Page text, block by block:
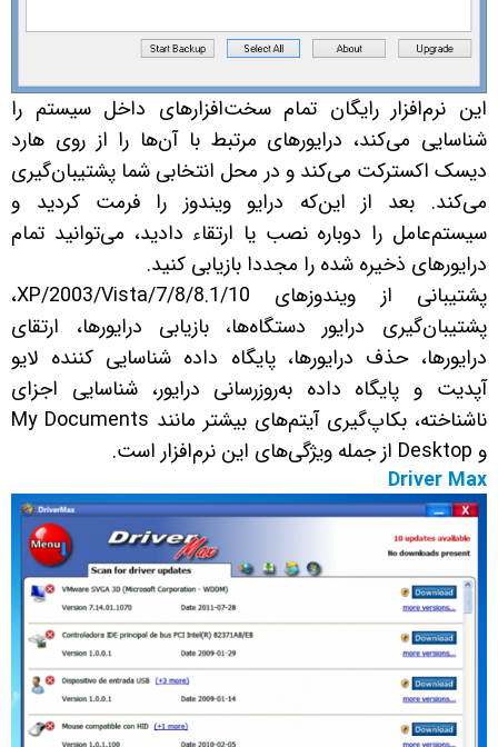
این نرم‌افزار رایگان تمام سخت‌افزارهای داخل سیستم را
شناسایی می‌کند، درایورهای مرتبط با آن‌ها را از روی هارد
دیسک اکسترکت می‌کند و در محل انتخابی شما پشتیبان‌گیری
می‌کند. بعد از این‌که درایو ویندوز را فرمت کردید و
سیستم‌عامل را دوباره نصب یا ارتقاء دادید، می‌توانید تمام
درایورهای ذخیره شده را مجددا بازیابی کنید.
پشتیبانی از ویندوزهای XP/2003/Vista/7/8/8.1/10،
پشتیبان‌گیری درایور دستگاه‌ها، بازیابی درایورها، ارتقای
درایورها، حذف درایورها، پایگاه داده شناسایی کننده لایو
آپدیت و پایگاه داده به‌روزرسانی درایور، شناسایی اجزای
ناشناخته، بکاپ‌گیری آیتم‌های بیشتر مانند My Documents
و Desktop از جمله ویژگی‌های این نرم‌افزار است.
Driver Max